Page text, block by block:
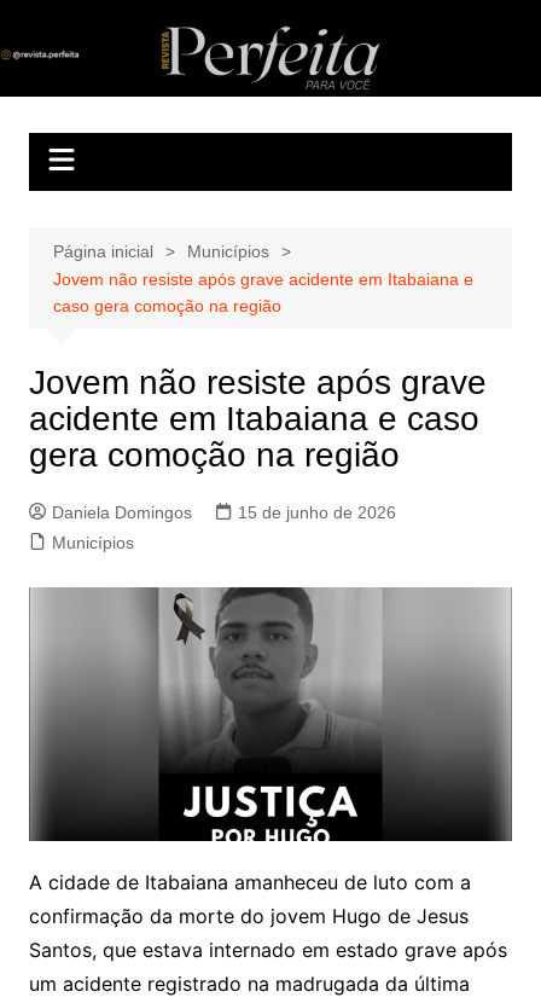
Revista Perfeita
A melhor revista eletrônica do interior de Sergipe
Página inicial
Municípios
Jovem não resiste após grave acidente em Itabaiana e
caso gera comoção na região
Jovem não resiste após grave
acidente em Itabaiana e caso
gera comoção na região
Daniela Domingos
15 de junho de 2026
Municípios
A cidade de Itabaiana amanheceu de luto com a
confirmação da morte do jovem Hugo de Jesus
Santos, que estava internado em estado grave após
um acidente registrado na madrugada da última